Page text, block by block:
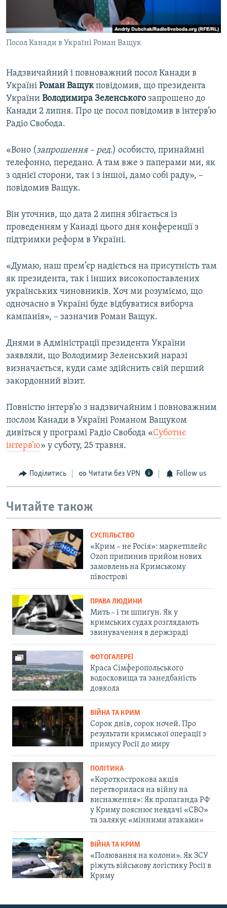
ВІДЕОУРОКИ «ELIFBE»
СВІДЧЕННЯ ОКУПАЦІЇ
УКРАЇНСЬКА ПРОБЛЕМА КРИМУ
Qırımtatar
Усі сайти RFE/RL
Посол Канади в Україні Роман Ващук
Надзвичайний і повноважний посол Канади в
Україні Роман Ващукповідомив, що президента
України Володимира Зеленського запрошено до
Канади 2 липня. Про це посол повідомив в інтерв’ю
Радіо Свобода.
«Воно (запрошення – ред.) особисто, принаймні
телефонно, передано. А там вже з паперами ми, як
з однієї сторони, так і з іншої, дамо собі раду», –
повідомив Ващук.
Він уточнив, що дата 2 липня збігається із
проведенням у Канаді цього дня конференції з
підтримки реформ в Україні.
«Думаю, наш прем’єр надіється на присутність там
як президента, так і інших високопоставлених
українських чиновників. Хоч ми розуміємо, що
одночасно в Україні буде відбуватися виборча
кампанія», – зазначив Роман Ващук.
Днями в Адміністрації президента України
заявляли, що Володимир Зеленський наразі
визначається, куди саме здійснить свій перший
закордонний візит.
Повністю інтерв’ю з надзвичайним і повноважним
послом Канади в Україні Романом Ващуком
дивіться у програмі Радіо Свобода «Суботнє
інтерв’ю» у суботу, 25 травня.
Поділитись Читати без VPN Follow us
Читайте також
СУСПІЛЬСТВО
«Крим – не Росія»: маркетплейс
Ozon припинив прийом нових
замовлень на Кримському
півострові
ПРАВА ЛЮДИНИ
Мить – і ти шпигун. Як у
кримських судах розглядають
звинувачення в держзраді
ФОТОГАЛЕРЕЇ
Краса Сімферопольського
водосховища та занедбаність
довкола
ВІЙНА ТА КРИМ
Сорок днів, сорок ночей. Про
результати кримської операції з
примусу Росії до миру
ПОЛІТИКА
«Короткострокова акція
перетворилася на війну на
виснаження»: Як пропаганда РФ
у Криму пояснює невдачі «СВО»
та залякує «мінними атаками»
ВІЙНА ТА КРИМ
«Полювання на колони». Як ЗСУ
ріжуть військову логістику Росії в
Криму